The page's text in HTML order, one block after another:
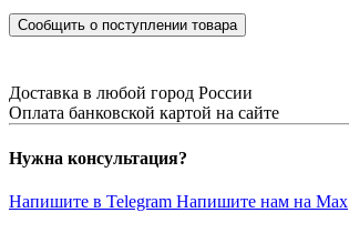
Сообщить о поступлении товара
Доставка в любой город России
Оплата банковской картой на сайте
Нужна консультация?
Напишите в Telegram Напишите нам на Max